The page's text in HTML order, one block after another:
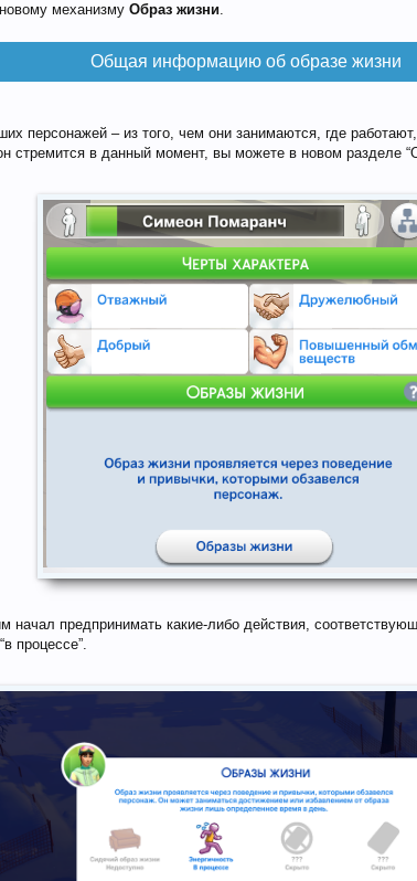
механизму Образ жизни.
Общая информацию об образе жизни
персонажей – из того, чем они занимаются, где
стремится в данный момент, вы можете в новом разделе
предпринимать какие-либо действия,
процессе”.